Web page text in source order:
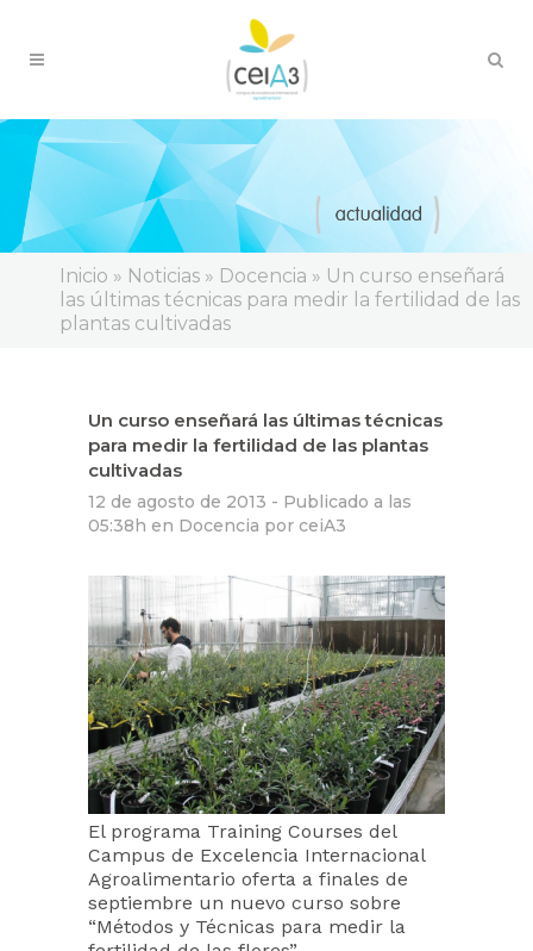
Inicio » Noticias » Docencia » Un curso enseñará
las últimas técnicas para medir la fertilidad de las
plantas cultivadas
Un curso enseñará las últimas técnicas
para medir la fertilidad de las plantas
cultivadas
12 de agosto de 2013 - Publicado a las
05:38h en Docencia por ceiA3
El programa Training Courses del
Campus de Excelencia Internacional
Agroalimentario oferta a finales de
septiembre un nuevo curso sobre
“Métodos y Técnicas para medir la